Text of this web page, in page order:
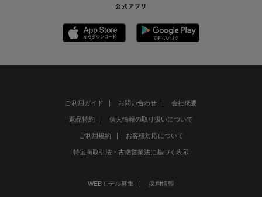
ご利用ガイド お問い合わせ 会社概要
返品特約 個人情報の取り扱いについて
ご利用規約 お客様対応について
特定商取引法・古物営業法に基づく表示
WEBモデル募集 採用情報